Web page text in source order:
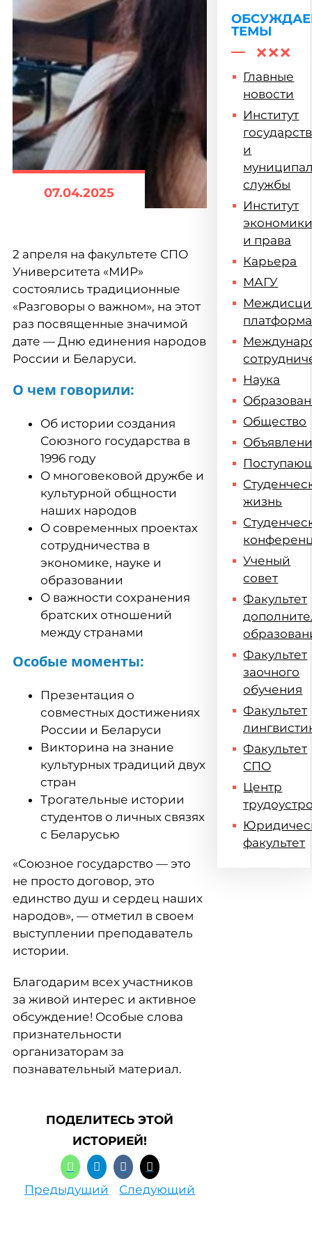
07.04.2025
2 апреля на факультете СПО
Университета «МИР»
состоялись традиционные
«Разговоры о важном», на этот
раз посвященные значимой
дате — Дню единения народов
России и Беларуси.
О чем говорили:
Об истории создания
Союзного государства в
1996 году
О многовековой дружбе и
культурной общности
наших народов
О современных проектах
сотрудничества в
экономике, науке и
образовании
О важности сохранения
братских отношений
между странами
Особые моменты:
Презентация о
совместных достижениях
России и Беларуси
Викторина на знание
культурных традиций двух
стран
Трогательные истории
студентов о личных связях
с Беларусью
«Союзное государство — это
не просто договор, это
единство душ и сердец наших
народов», — отметил в своем
выступлении преподаватель
истории.
Благодарим всех участников
за живой интерес и активное
обсуждение! Особые слова
признательности
организаторам за
познавательный материал.
ПОДЕЛИТЕСЬ ЭТОЙ
ИСТОРИЕЙ!
Предыдущий Следующий
ТЕМЫ
Главные
новости
Институт
и
службы
Институт
и права
Карьера
МАГУ
платформа
Наука
Общество
жизнь
Ученый
совет
Факультет
Факультет
заочного
обучения
Факультет
Факультет
СПО
Центр
факультет